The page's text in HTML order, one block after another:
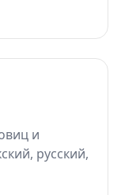
и
русский,